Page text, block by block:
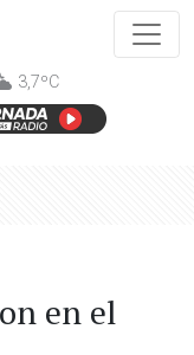
3,7ºC
en el